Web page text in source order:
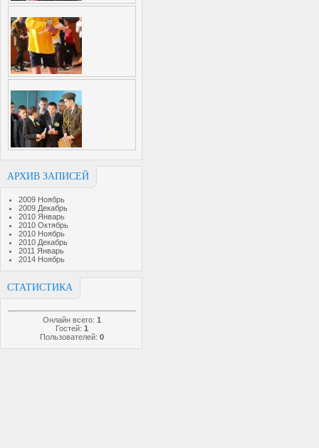
АРХИВ ЗАПИСЕЙ
2009 Ноябрь
2009 Декабрь
2010 Январь
2010 Октябрь
2010 Ноябрь
2010 Декабрь
2011 Январь
2014 Ноябрь
СТАТИСТИКА
Онлайн всего: 1
Гостей: 1
Пользователей: 0